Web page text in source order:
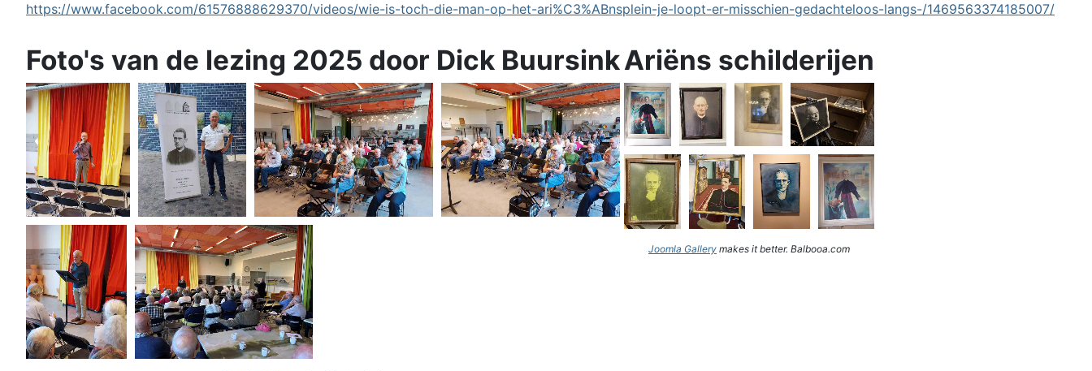
https://www.facebook.com/61576888629370/videos/wie-is-toch-die-man-op-het-ari%C3%ABnsplein-je-loopt-er-misschien-gedachteloos-langs-/1469563374185007/
Foto's van de lezing 2025 door Dick BuursinkAriëns schilderijen
Joomla Gallery makes it better. Balbooa.com